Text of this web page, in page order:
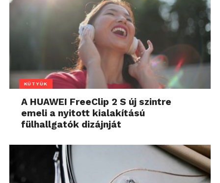
KÜTYÜK
A HUAWEI FreeClip 2 S új szintre
emeli a nyitott kialakítású
fülhallgatók dizájnját